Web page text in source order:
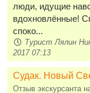
люди, идущие
вдохновлённые!
споко...
Турист Лялин
2017 07:13
Судак. Новый
Отзыв экскурсанта